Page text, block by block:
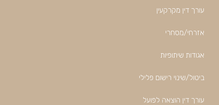
עורך דין מקרקעין
אזרחי/מסחרי
אגודות שיתופיות
ביטול/שינוי רישום פלילי
עורך דין הוצאה לפועל